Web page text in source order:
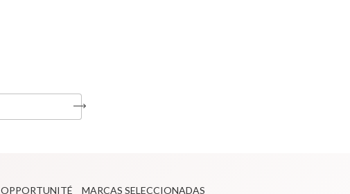
OPPORTUNITÉ
MARCAS SELECCIONADAS